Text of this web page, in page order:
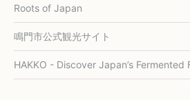
Roots of Japan
鳴門市公式観光サイト
HAKKO - Discover Japan’s Fermented